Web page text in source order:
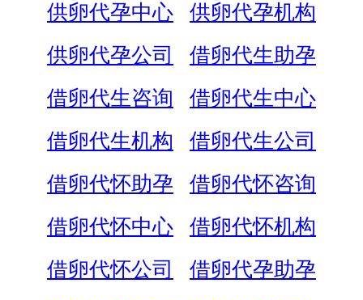
供卵代孕中心
供卵代孕机构
供卵代孕公司
借卵代生助孕
借卵代生咨询
借卵代生中心
借卵代生机构
借卵代生公司
借卵代怀助孕
借卵代怀咨询
借卵代怀中心
借卵代怀机构
借卵代怀公司
借卵代孕助孕